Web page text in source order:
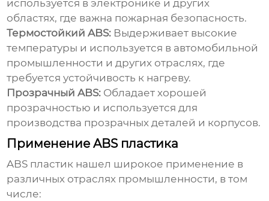
используется в электронике и других
областях, где важна пожарная безопасность.
Термостойкий ABS: Выдерживает высокие
температуры и используется в автомобильной
промышленности и других отраслях, где
требуется устойчивость к нагреву.
Прозрачный ABS: Обладает хорошей
прозрачностью и используется для
производства прозрачных деталей и корпусов.
Применение ABS пластика
ABS пластик нашел широкое применение в
различных отраслях промышленности, в том
числе: